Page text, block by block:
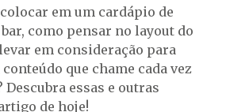
em um cardápio de
como pensar no layout do
em consideração para
que chame cada vez
essas e outras
de hoje!